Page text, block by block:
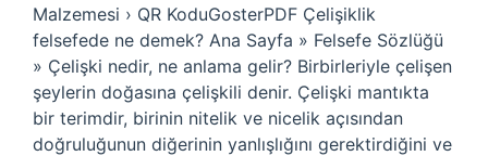
Malzemesi › QR KoduGosterPDF Çelişiklik
felsefede ne demek? Ana Sayfa » Felsefe Sözlüğü
» Çelişki nedir, ne anlama gelir? Birbirleriyle çelişen
şeylerin doğasına çelişkili denir. Çelişki mantıkta
bir terimdir, birinin nitelik ve nicelik açısından
doğruluğunun diğerinin yanlışlığını gerektirdiğini ve